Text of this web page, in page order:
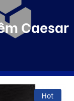
Caesar
Hot